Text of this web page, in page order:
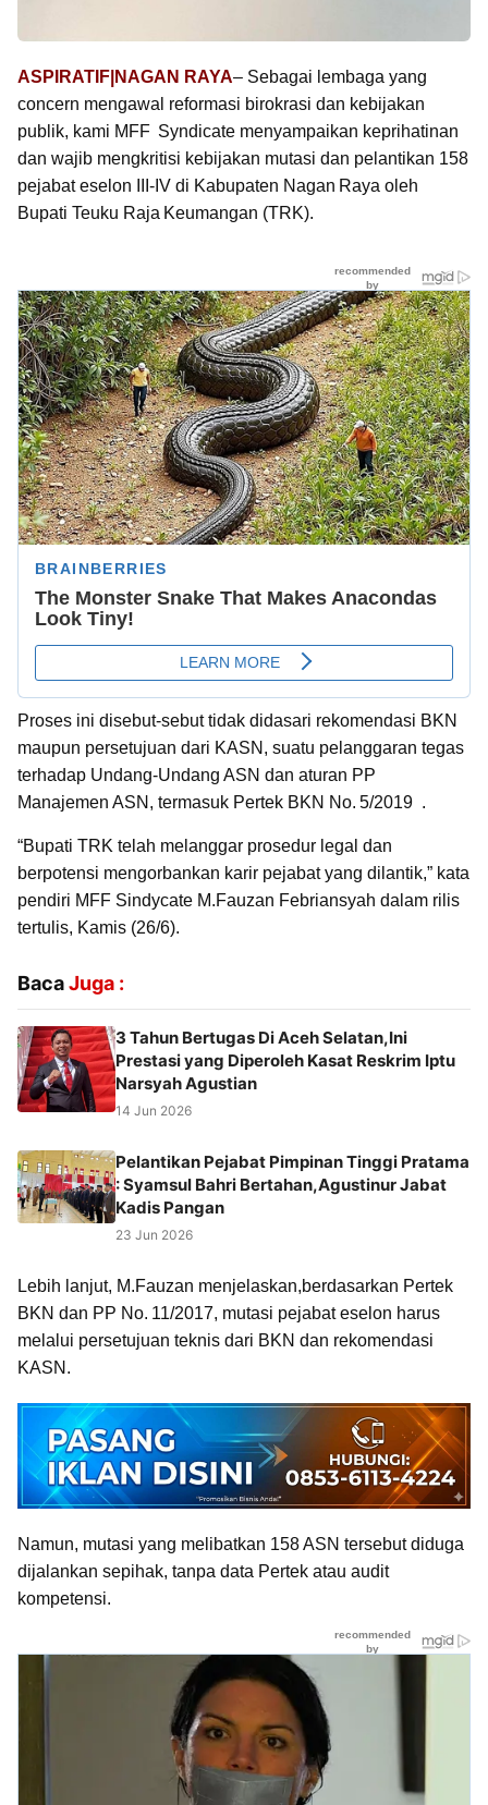
ASPIRATIF|NAGAN RAYA– Sebagai lembaga yang
concern mengawal reformasi birokrasi dan kebijakan
publik, kami MFF Syndicate menyampaikan keprihatinan
dan wajib mengkritisi kebijakan mutasi dan pelantikan 158
pejabat eselon III-IV di Kabupaten Nagan Raya oleh
Bupati Teuku Raja Keumangan (TRK).
Proses ini disebut-sebut tidak didasari rekomendasi BKN
maupun persetujuan dari KASN, suatu pelanggaran tegas
terhadap Undang-Undang ASN dan aturan PP
Manajemen ASN, termasuk Pertek BKN No. 5/2019 .
“Bupati TRK telah melanggar prosedur legal dan
berpotensi mengorbankan karir pejabat yang dilantik,” kata
pendiri MFF Sindycate M.Fauzan Febriansyah dalam rilis
tertulis, Kamis (26/6).
BacaJuga :
3 Tahun Bertugas Di Aceh Selatan,Ini
Prestasi yang Diperoleh Kasat Reskrim Iptu
Narsyah Agustian
14 Jun 2026
Pelantikan Pejabat Pimpinan Tinggi Pratama
: Syamsul Bahri Bertahan,Agustinur Jabat
Kadis Pangan
23 Jun 2026
Lebih lanjut, M.Fauzan menjelaskan,berdasarkan Pertek
BKN dan PP No. 11/2017, mutasi pejabat eselon harus
melalui persetujuan teknis dari BKN dan rekomendasi
KASN.
Namun, mutasi yang melibatkan 158 ASN tersebut diduga
dijalan­kan sepihak, tanpa data Pertek atau audit
kompetensi.